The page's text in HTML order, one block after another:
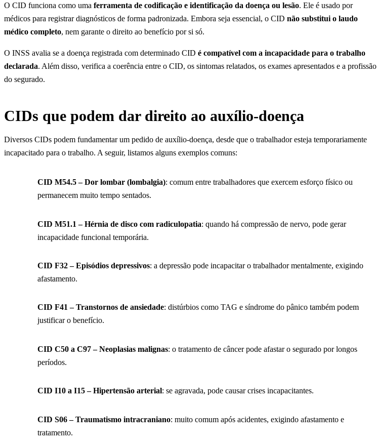
O CID funciona como uma ferramenta de codificação e identificação da doença ou lesão. Ele é usado por
médicos para registrar diagnósticos de forma padronizada. Embora seja essencial, o CID não substitui o laudo
médico completo, nem garante o direito ao benefício por si só.
O INSS avalia se a doença registrada com determinado CID é compatível com a incapacidade para o trabalho
declarada. Além disso, verifica a coerência entre o CID, os sintomas relatados, os exames apresentados e a profissão
do segurado.
CIDs que podem dar direito ao auxílio-doença
Diversos CIDs podem fundamentar um pedido de auxílio-doença, desde que o trabalhador esteja temporariamente
incapacitado para o trabalho. A seguir, listamos alguns exemplos comuns:
CID M54.5 – Dor lombar (lombalgia): comum entre trabalhadores que exercem esforço físico ou
permanecem muito tempo sentados.
CID M51.1 – Hérnia de disco com radiculopatia: quando há compressão de nervo, pode gerar
incapacidade funcional temporária.
CID F32 – Episódios depressivos: a depressão pode incapacitar o trabalhador mentalmente, exigindo
afastamento.
CID F41 – Transtornos de ansiedade: distúrbios como TAG e síndrome do pânico também podem
justificar o benefício.
CID C50 a C97 – Neoplasias malignas: o tratamento de câncer pode afastar o segurado por longos
períodos.
CID I10 a I15 – Hipertensão arterial: se agravada, pode causar crises incapacitantes.
CID S06 – Traumatismo intracraniano: muito comum após acidentes, exigindo afastamento e
tratamento.